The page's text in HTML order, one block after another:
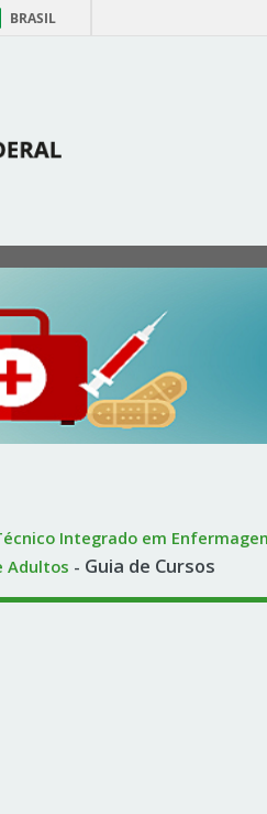
BRASIL
Integrado em
Adultos - Guia de Cursos